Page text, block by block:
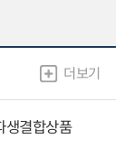
더보기
생결합상품